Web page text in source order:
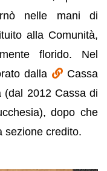
nelle mani di
alla Comunità,
florido. Nel
dalla
Cassa
(dal 2012 Cassa di
dopo che
sezione credito.